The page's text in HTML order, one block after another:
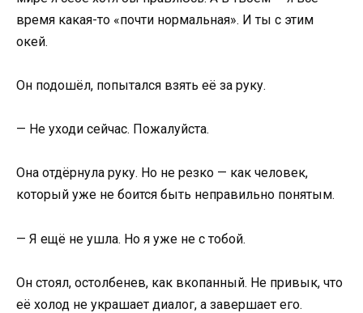
время какая-то «почти нормальная». И ты с этим
окей.
Он подошёл, попытался взять её за руку.
— Не уходи сейчас. Пожалуйста.
Она отдёрнула руку. Но не резко — как человек,
который уже не боится быть неправильно понятым.
— Я ещё не ушла. Но я уже не с тобой.
Он стоял, остолбенев, как вкопанный. Не привык, что
её холод не украшает диалог, а завершает его.